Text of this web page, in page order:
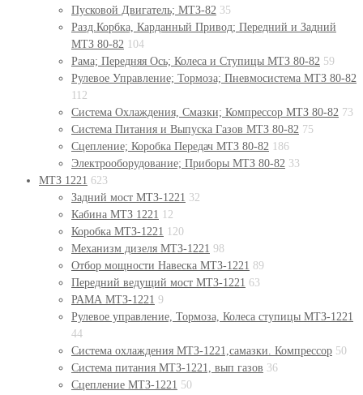
Пусковой Двигатель; МТЗ-82 35
Разд.Корбка, Карданный Привод; Передний и Задний
МТЗ 80-82 104
Рама; Передняя Ось; Колеса и Ступицы МТЗ 80-82 59
Рулевое Управление; Тормоза; Пневмосистема МТЗ 80-82
112
Система Охлаждения, Смазки; Компрессор МТЗ 80-82 73
Система Питания и Выпуска Газов МТЗ 80-82 75
Сцепление; Коробка Передач МТЗ 80-82 186
Электрооборудование; Приборы МТЗ 80-82 33
МТЗ 1221 623
Задний мост МТЗ-1221 32
Кабина МТЗ 1221 12
Коробка МТЗ-1221 120
Механизм дизеля МТЗ-1221 98
Отбор мощности Навеска МТЗ-1221 89
Передний ведущий мост МТЗ-1221 63
РАМА МТЗ-1221 9
Рулевое управление, Тормоза, Колеса ступицы МТЗ-1221
44
Система охлаждения МТЗ-1221,самазки. Компрессор 50
Система питания МТЗ-1221, вып газов 36
Сцепление МТЗ-1221 50